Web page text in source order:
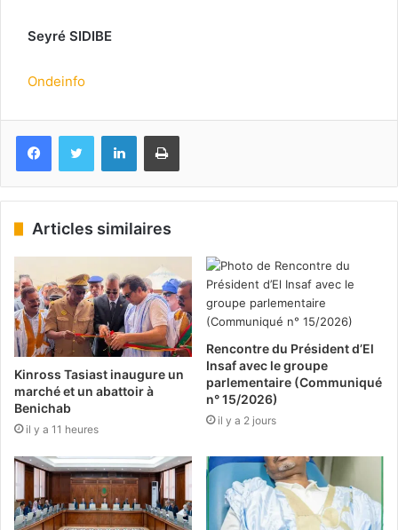
Seyré SIDIBE
Ondeinfo
FacebookTwitter LinkedinImprimer
Articles similaires
Kinross Tasiast inaugure un
marché et un abattoir à
Benichab
il y a 11 heures
Rencontre du Président d’El
Insaf avec le groupe
parlementaire (Communiqué
n° 15/2026)
il y a 2 jours